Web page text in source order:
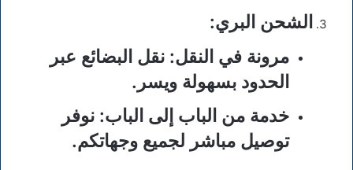
الشحن البري:
مرونة في النقل: نقل البضائع عبر
الحدود بسهولة ويسر.
خدمة من الباب إلى الباب: نوفر
توصيل مباشر لجميع وجهاتكم.